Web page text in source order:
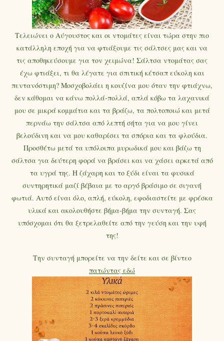
Τελειώνει ο Αύγουστος και οι ντομάτες είναι τώρα στην πιο
κατάλληλη εποχή για να φτιάξουμε τις σάλτσες μας και να
τις αποθηκεύσουμε για τον χειμώνα! Σάλτσα ντομάτας σας
έχω φτιάξει, τι θα λέγατε για σπιτική κέτσαπ εύκολη και
πεντανόστιμη? Μοσχοβολάει η κουζίνα μου όταν την φτιάχνω,
δεν κάθομαι να κάνω πολλά-πολλά, απλά κόβω τα λαχανικά
μου σε μικρά κομμάτια και τα βράζω, τα πολτοποιώ και μετά
περνάω την σάλτσα από λεπτή σήτα για να μου γίνει
βελούδινη και να μου καθαρίσει τα σπόρια και τα φλούδια.
Προσθέτω μετά τα υπόλοιπα μυρωδικά μου και βάζω τη
σάλτσα για δεύτερη φορά να βράσει και να χάσει αρκετά από
τα υγρά της. Η ζάχαρη και το ξύδι είναι τα φυσικά
συντηρητικά μαζί βέβαια με το αργό βράσιμο σε σιγανή
φωτιά. Αυτό είναι όλο, απλή, εύκολη, εφοδιαστείτε με φρέσκα
υλικά και ακολουθήστε βήμα-βήμα την συνταγή. Σας
υπόσχομαι ότι θα ξετρελαθείτε από την γεύση και την υφή
της!
Την συνταγή μπορείτε να την δείτε και σε βίντεο
πατώντας εδώ